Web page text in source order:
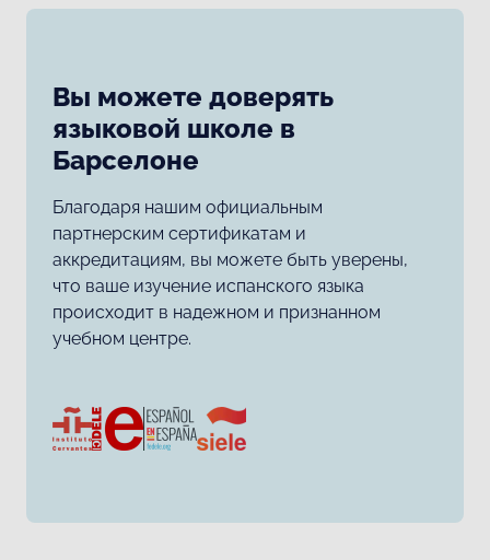
Вы можете доверять
языковой школе в
Барселоне
Благодаря нашим официальным
партнерским сертификатам и
аккредитациям, вы можете быть уверены,
что ваше изучение испанского языка
происходит в надежном и признанном
учебном центре.